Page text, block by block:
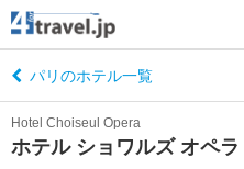
パリのホテル一覧
ホテル ショワルズ オペラ
Hotel Choiseul Opera